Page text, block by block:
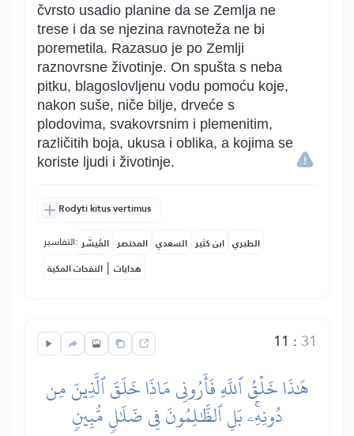
čvrsto usadio planine da se Zemlja ne
trese i da se njezina ravnoteža ne bi
poremetila. Razasuo je po Zemlji
raznovrsne životinje. On spušta s neba
pitku, blagoslovljenu vodu pomoću koje,
nakon suše, niče bilje, drveće s
plodovima, svakovrsnim i plemenitim,
različitih boja, ukusa i oblika, a kojima se
koriste ljudi i životinje.
Rodyti kitus vertimus
التفاسير: المُيسَّر المختصر السعدي ابن كثير الطبري
النفحات المكية | هدايات
11 : 31
هَٰذَا خَلۡقُ ٱللَّهِ فَأَرُونِي مَاذَا خَلَقَ ٱلَّذِينَ مِن
دُونِهِۦۚ بَلِ ٱلظَّٰلِمُونَ فِي ضَلَٰلٖ مُّبِينٖ